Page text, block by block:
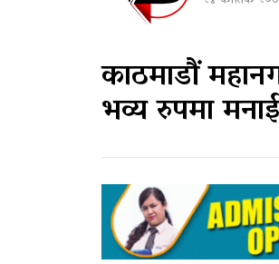
काठमाडौं
भव्य रुपमा